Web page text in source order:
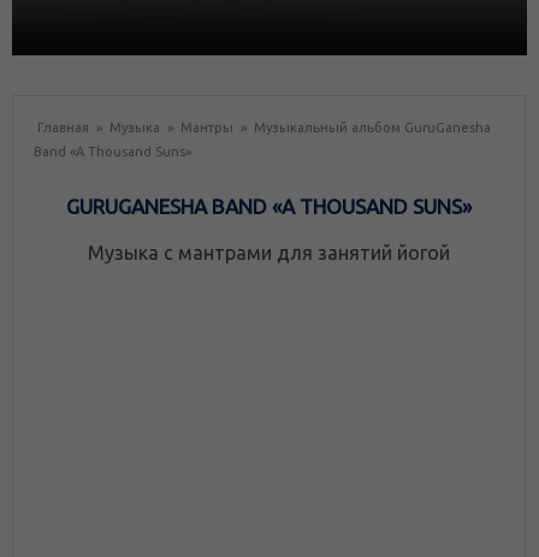
Главная » Музыка » Мантры » Музыкальный альбом GuruGanesha
Band «A Thousand Suns»
GURUGANESHA BAND «A THOUSAND SUNS»
Музыка с мантрами для занятий йогой